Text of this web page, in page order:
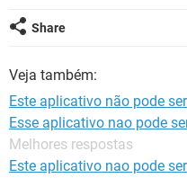
Share
Veja também:
Este aplicativo não pode
Esse aplicativo nao pode
Melhores respostas
Este aplicativo nao pode